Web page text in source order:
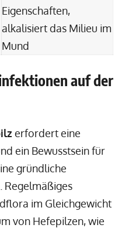
Eigenschaften,
alkalisiert das Milieu im
Mund
auf der
erfordert eine
ein Bewusstsein für
gründliche
Regelmäßiges
im Gleichgewicht
von Hefepilzen, wie